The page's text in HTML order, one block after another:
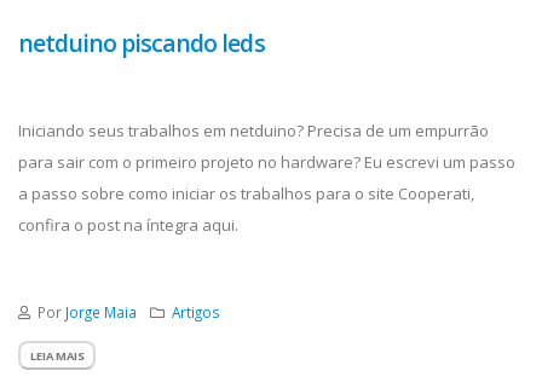
netduino piscando leds
Iniciando seus trabalhos em netduino? Precisa de um empurrão
para sair com o primeiro projeto no hardware? Eu escrevi um passo
a passo sobre como iniciar os trabalhos para o site Cooperati,
confira o post na íntegra aqui.
Por Jorge Maia Artigos
LEIA MAIS